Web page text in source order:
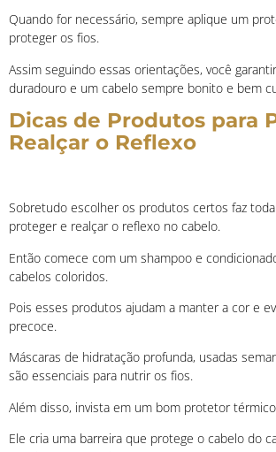
Quando for necessário, sempre aplique um
proteger os fios.
Assim seguindo essas orientações, você
duradouro e um cabelo sempre bonito e bem
Dicas de Produtos para
Realçar o Reflexo
Sobretudo escolher os produtos certos faz
proteger e realçar o reflexo no cabelo.
Então comece com um shampoo e
cabelos coloridos.
Pois esses produtos ajudam a manter a cor e
precoce.
Máscaras de hidratação profunda, usadas
são essenciais para nutrir os fios.
Além disso, invista em um bom protetor
Ele cria uma barreira que protege o cabelo do